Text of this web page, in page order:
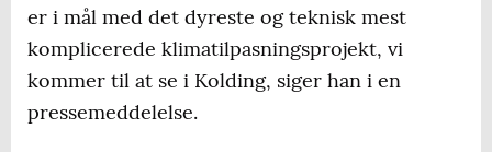
er i mål med det dyreste og teknisk mest
komplicerede klimatilpasningsprojekt, vi
kommer til at se i Kolding, siger han i en
pressemeddelelse.